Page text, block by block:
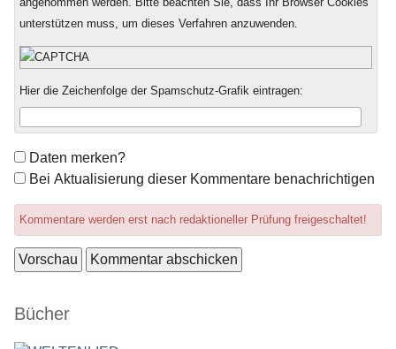
unterstützen muss, um dieses Verfahren anzuwenden.
Hier die Zeichenfolge der Spamschutz-Grafik eintragen:
Formular-
Optionen
Daten merken?
Bei Aktualisierung dieser Kommentare benachrichtigen
Kommentare werden erst nach redaktioneller Prüfung freigeschaltet!
Seitenleiste
Bücher